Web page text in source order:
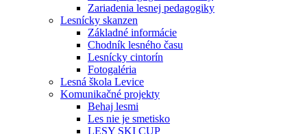
Zariadenia lesnej pedagogiky
Lesnícky skanzen
Základné informácie
Chodník lesného času
Lesnícky cintorín
Fotogaléria
Lesná škola Levice
Komunikačné projekty
Behaj lesmi
Les nie je smetisko
LESY SKI CUP